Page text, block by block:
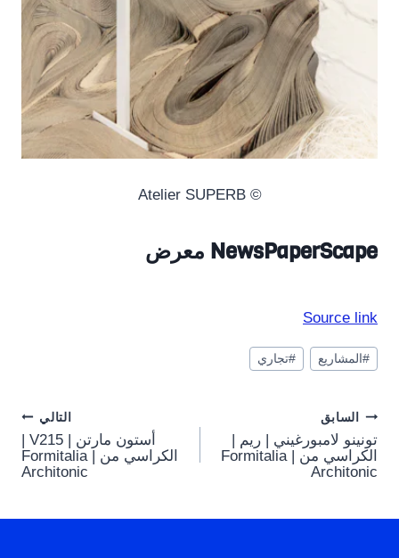
© Atelier SUPERB
NewsPaperScape معرض
Source link
وسوم
المقال:
# المشاريع #تجاري
Post
navigation
السابق
تونينو لامبورغيني | ريم |
الكراسي من Formitalia |
Architonic
التالي
الكراسي من Formitalia |
Architonic